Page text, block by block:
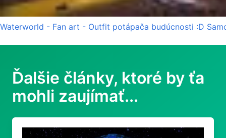
Waterworld - Fan art - Outfit potápača budúcnosti :D
Ďalšie články, ktoré by ťa
mohli zaujímať...